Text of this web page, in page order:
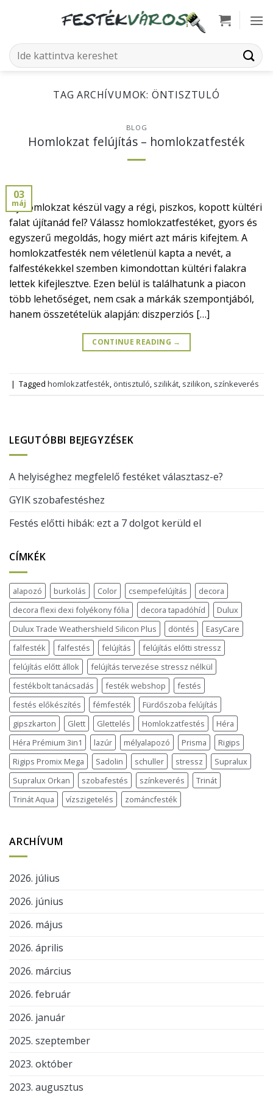
Keresés
a
TAG ARCHÍVUMOK: ÖNTISZTULÓ
BLOG
Homlokzat felújítás – homlokzatfesték
03
máj
Új homlokzat készül vagy a régi, piszkos, kopott kültéri
falat újítanád fel? Válassz homlokzatfestéket, gyors és
egyszerű megoldás, hogy miért azt máris kifejtem. A
homlokzatfesték nem véletlenül kapta a nevét, a
falfestékekkel szemben kimondottan kültéri falakra
lettek kifejlesztve. Ezen belül is találhatunk a piacon
több lehetőséget, nem csak a márkák szempontjából,
hanem összetételük alapján: diszperziós […]
CONTINUE READING →
| Tagged homlokzatfesték, öntisztuló, szilikát, szilikon, színkeverés
LEGUTÓBBI BEJEGYZÉSEK
A helyiséghez megfelelő festéket választasz-e?
GYIK szobafestéshez
Festés előtti hibák: ezt a 7 dolgot kerüld el
CÍMKÉK
alapozó burkolás Color csempefelújítás
decora
decora flexi dexi folyékony fólia
decora tapadóhíd
Dulux
Dulux Trade Weathershield Silicon Plus
döntés
EasyCare
falfesték
falfestés felújítás
felújítás előtti stressz
felújítás előtt állok
felújítás tervezése stressz nélkül
festékbolt tanácsadás
festék webshop
festés
festés előkészítés
fémfesték
Fürdőszoba felújítás
gipszkarton
Glett Glettelés Homlokzatfestés
Héra
Héra Prémium 3in1
lazúr mélyalapozó Prisma
Rigips
Rigips Promix Mega
Sadolin schuller stressz
Supralux
Supralux Orkan
szobafestés színkeverés
Trinát
Trinát Aqua
vízszigetelés zománcfesték
ARCHÍVUM
2026. július
2026. június
2026. május
2026. április
2026. március
2026. február
2026. január
2025. szeptember
2023. október
2023. augusztus